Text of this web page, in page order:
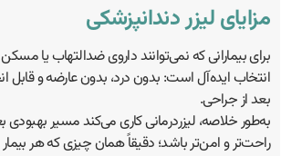
مزایای لیزر دندانپزشکی
برای بیمارانی که نمی‌توانند داروی ضدالتهاب یا
انتخاب ایده‌آل است: بدون درد، بدون عارضه و
بعد از جراحی.
به‌طور خلاصه، لیزردرمانی کاری می‌کند مسیر بهبودی
راحت‌تر و امن‌تر باشد؛ دقیقاً همان چیزی که هر بیمار